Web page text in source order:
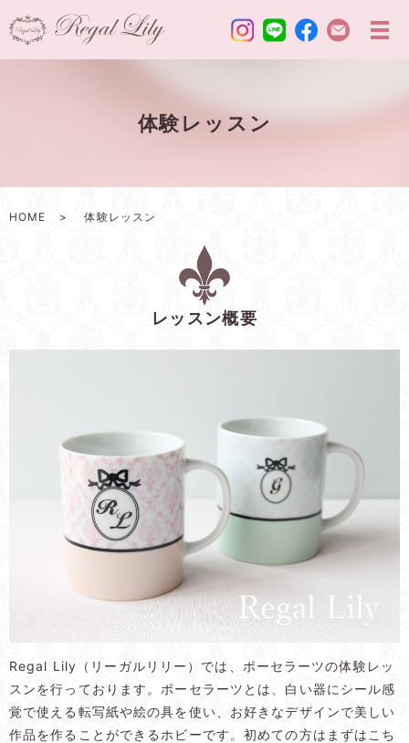
体験レッスン
HOME 体験レッスン
レッスン概要
Regal Lily（リーガルリリー）では、ポーセラーツの体験レッ
スンを行っております。ポーセラーツとは、白い器にシール感
覚で使える転写紙や絵の具を使い、お好きなデザインで美しい
作品を作ることができるホビーです。初めての方はまずはこち